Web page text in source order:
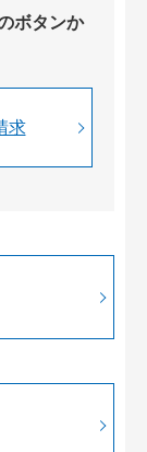
ボタンか
求